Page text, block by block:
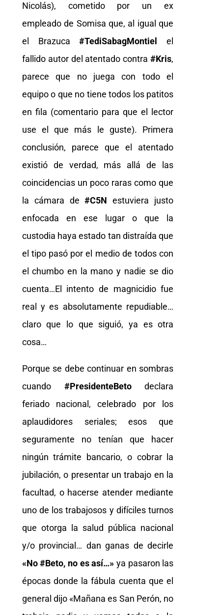
Nicolás), cometido por un ex
empleado de Somisa que, al igual que
el Brazuca#TediSabagMontielel
fallido autor del atentado contra#Kris,
parece que no juega con todo el
equipo o que no tiene todos los patitos
en fila (comentario para que el lector
use el que más le guste). Primera
conclusión, parece que el atentado
existió de verdad, más allá de las
coincidencias un poco raras como que
la cámara de#C5N estuviera justo
enfocada en ese lugar o que la
custodia haya estado tan distraída que
el tipo pasó por el medio de todos con
el chumbo en la mano y nadie se dio
cuenta…El intento de magnicidio fue
real y es absolutamente repudiable…
claro que lo que siguió, ya es otra
cosa…
Porque se debe continuar en sombras
cuando #PresidenteBetodeclara
feriado nacional, celebrado por los
aplaudidores seriales; esos que
seguramente no tenían que hacer
ningún trámite bancario, o cobrar la
jubilación, o presentar un trabajo en la
facultad, o hacerse atender mediante
uno de los trabajosos y difíciles turnos
que otorga la salud pública nacional
y/o provincial… dan ganas de decirle
«No #Beto, no es así…» ya pasaron las
épocas donde la fábula cuenta que el
general dijo «Mañana es San Perón, no